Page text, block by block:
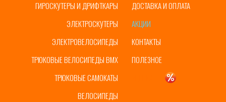
ГИРОСКУТЕРЫ И ДРИФТКАРЫ
ЭЛЕКТРОСКУТЕРЫ
ЭЛЕКТРОВЕЛОСИПЕДЫ
ТРЮКОВЫЕ ВЕЛОСИПЕДЫ BMX
ДОСТАВКА И ОПЛАТА
АКЦИИ
КОНТАКТЫ
ПОЛЕЗНОЕ
ТРЮКОВЫЕ САМОКАТЫ
ВЕЛОСИПЕДЫ